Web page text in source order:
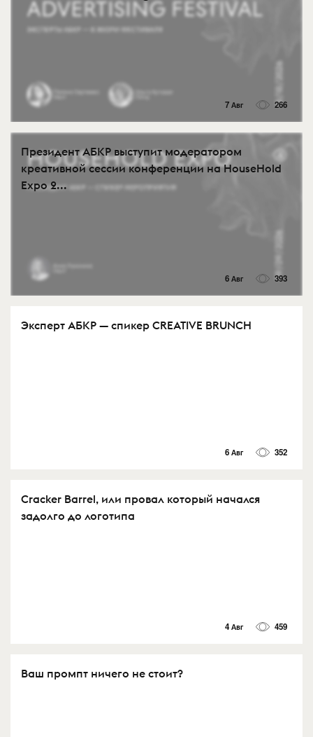
7 Авг 266
Президент АБКР выступит модератором
креативной сессии конференции на HouseHold
Expo 2...
6 Авг 393
Эксперт АБКР — спикер CREATIVE BRUNCH
6 Авг 352
Cracker Barrel, или провал который начался
задолго до логотипа
4 Авг 459
Ваш промпт ничего не стоит?